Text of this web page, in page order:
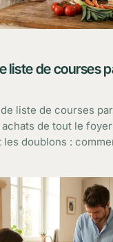
liste de courses
liste de courses
de tout le
les doublons :